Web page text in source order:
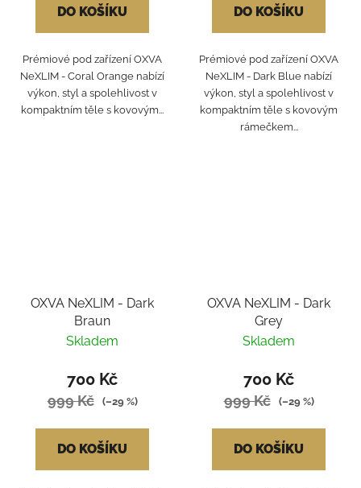
DO KOŠÍKU
Prémiové pod zařízení OXVA
NeXLIM - Coral Orange nabízí
výkon, styl a spolehlivost v
kompaktním těle s kovovým...
DO KOŠÍKU
Prémiové pod zařízení OXVA
NeXLIM - Dark Blue nabízí
výkon, styl a spolehlivost v
kompaktním těle s kovovým
rámečkem...
OXVA NeXLIM - Dark
Braun
Skladem
700 Kč
999 Kč (–29 %)
DO KOŠÍKU
OXVA NeXLIM - Dark
Grey
Skladem
700 Kč
999 Kč (–29 %)
DO KOŠÍKU